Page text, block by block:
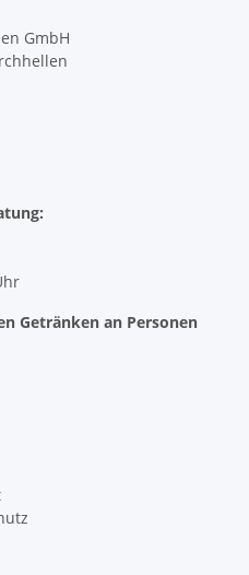
GmbH
Getränken an Personen